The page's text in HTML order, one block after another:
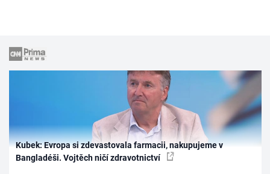
Kubek: Evropa si zdevastovala farmacii, nakupujeme v
Bangladéši. Vojtěch ničí zdravotnictví